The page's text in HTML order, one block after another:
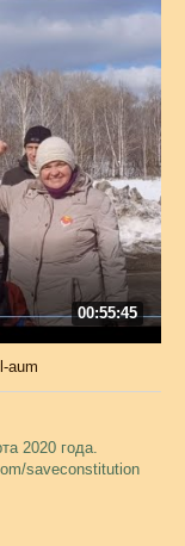
00:55:45
aum
2020 года.
saveconstitution